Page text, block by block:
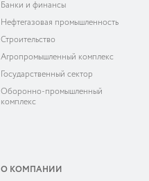
Банки и финансы
Нефтегазовая промышленность
Строительство
Агропромышленный комплекс
Государственный сектор
Оборонно-промышленный
комплекс
О КОМПАНИИ